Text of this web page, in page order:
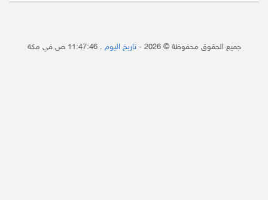
جميع الحقوق محفوظة © 2026 - تاريخ اليوم .11:47:46 ص في مكة